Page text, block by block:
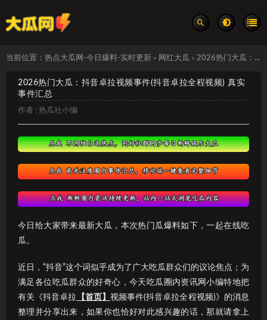
当前位置： 热点大瓜网-今日爆料-实时更新 > 网红大瓜 > 2026热门大瓜：抖音卓拉视频事件(抖音卓拉全程视频) 真实事件汇总
2026热门大瓜：抖音卓拉视频事件(抖音卓拉全程视频) 真实
事件汇总
作者 : 热瓜社小编
今日给大家带来最新大瓜，本次热门瓜爆料如下，一起在线吃
瓜。
近日，“抖音”这个词似乎成为了广大吃瓜群众们的议论焦点；为
满足各位吃瓜群众的好奇心，今天吃瓜圈内资讯网小编特地把
有关《抖音卓拉
【首页】 视频事件(抖音卓拉全程视频)》的消息
整理并分享出来，如果你也恰好对此感兴趣的话，那就请拿上